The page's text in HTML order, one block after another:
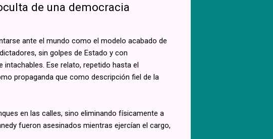
de una democracia
ante el mundo como el modelo acabado de
sin golpes de Estado y con
Ese relato, repetido hasta el
propaganda que como descripción fiel de la
en las calles, sino eliminando físicamente a
fueron asesinados mientras ejercían el cargo,